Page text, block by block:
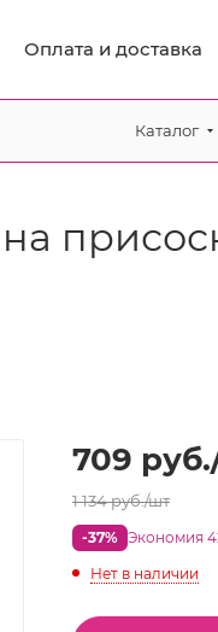
Оплата и доставка
Каталог
709 руб.
1 134руб./шт
-37% Экономия
Нет в наличии